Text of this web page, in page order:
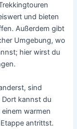
und bieten
Außerdem gibt
Umgebung, wo
hier wirst du
sind
Dort kannst du
warmen
antrittst.